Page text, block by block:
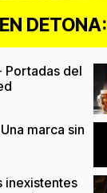
DETONA:
Portadas del
marca sin
inexistentes